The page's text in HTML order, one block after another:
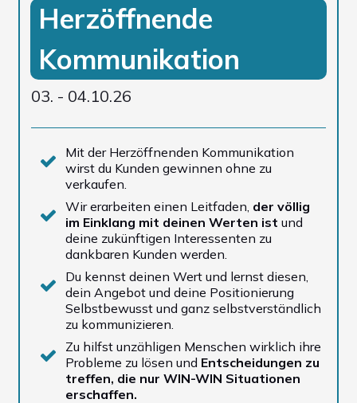
Herzöffnende
Kommunikation
03. - 04.10.26
Mit der Herzöffnenden Kommunikation
wirst du Kunden gewinnen ohne zu
verkaufen.
Wir erarbeiten einen Leitfaden, der völlig
im Einklang mit deinen Werten ist und
deine zukünftigen Interessenten zu
dankbaren Kunden werden.
Du kennst deinen Wert und lernst diesen,
dein Angebot und deine Positionierung
Selbstbewusst und ganz selbstverständlich
zu kommunizieren.
Zu hilfst unzähligen Menschen wirklich ihre
Probleme zu lösen und Entscheidungen zu
treffen, die nur WIN-WIN Situationen
erschaffen.